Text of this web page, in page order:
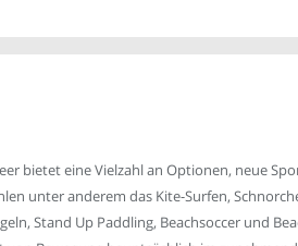
bietet eine Vielzahl an Optionen, neue
unter anderem das Kite-Surfen,
Stand Up Paddling, Beachsoccer und